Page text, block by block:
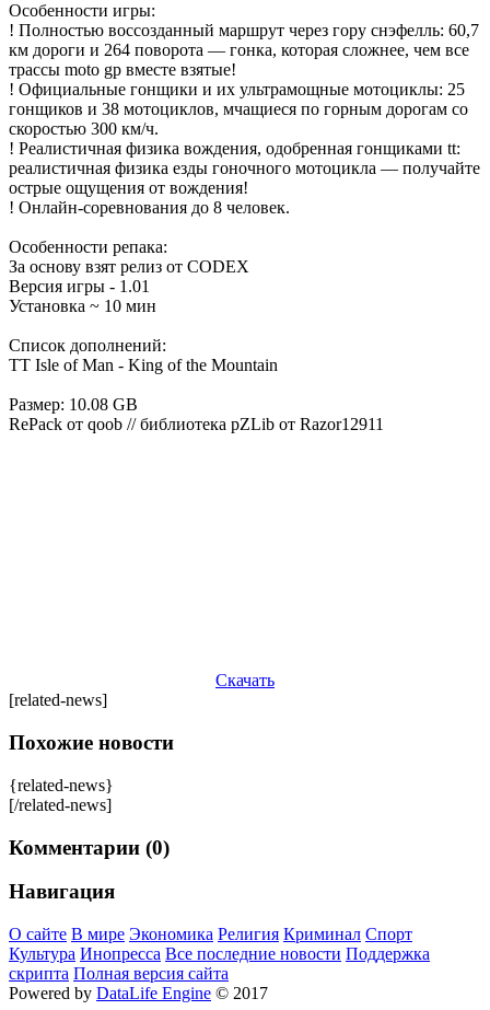
Особенности игры:
! Полностью воссозданный маршрут через гору снэфелль: 60,7
км дороги и 264 поворота — гонка, которая сложнее, чем все
трассы moto gp вместе взятые!
! Официальные гонщики и их ультрамощные мотоциклы: 25
гонщиков и 38 мотоциклов, мчащиеся по горным дорогам со
скоростью 300 км/ч.
! Реалистичная физика вождения, одобренная гонщиками tt:
реалистичная физика езды гоночного мотоцикла — получайте
острые ощущения от вождения!
! Онлайн-соревнования до 8 человек.
Особенности репака:
За основу взят релиз от CODEX
Версия игры - 1.01
Установка ~ 10 мин
Список дополнений:
TT Isle of Man - King of the Mountain
Размер: 10.08 GB
RePack от qoob // библиотека pZLib от Razor12911
Скачать
[related-news]
Похожие новости
{related-news}
[/related-news]
Комментарии (0)
Навигация
О сайте В мире Экономика Религия Криминал Спорт
Культура Инопресса Все последние новости Поддержка
скрипта Полная версия сайта
Powered by DataLife Engine © 2017